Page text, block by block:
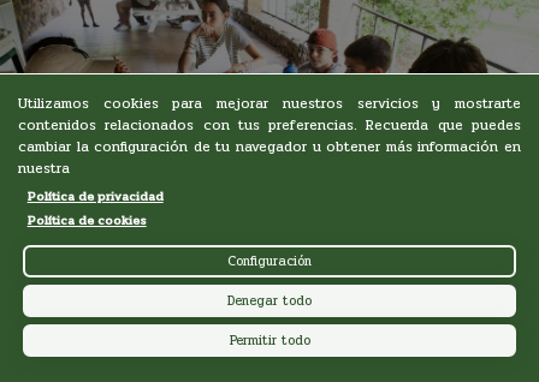
Utilizamos cookies para mejorar nuestros servicios y mostrarte
contenidos relacionados con tus preferencias. Recuerda que puedes
cambiar la configuración de tu navegador u obtener más información en
nuestra
Política de privacidad
Política de cookies
Configuración
Denegar todo
Permitir todo